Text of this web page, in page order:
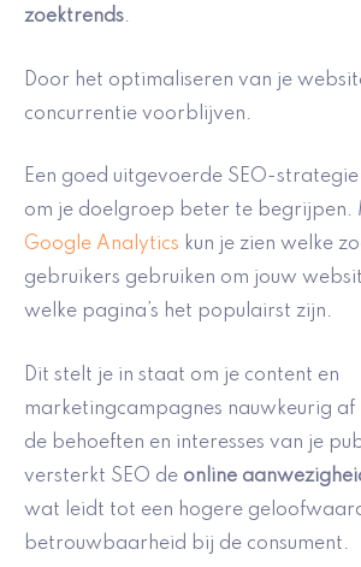
zoektrends.
Door het optimaliseren van je
concurrentie voorblijven.
Een goed uitgevoerde SEO-
om je doelgroep beter te begrijpen.
Google Analytics kun je zien welke
gebruikers gebruiken om jouw
welke pagina’s het populairst zijn.
Dit stelt je in staat om je content en
marketingcampagnes nauwkeurig af
de behoeften en interesses van je
versterkt SEO de online
wat leidt tot een hogere
betrouwbaarheid bij de consument.